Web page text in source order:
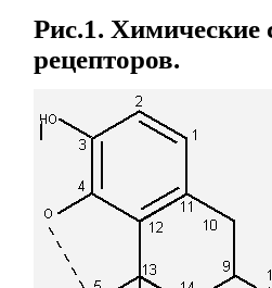
Рис.1. Химические
рецепторов.